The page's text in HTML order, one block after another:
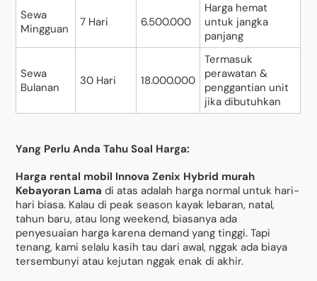
Sewa
Mingguan
7 Hari 6.500.000
Harga hemat
untuk jangka
panjang
Sewa
Bulanan
30 Hari 18.000.000
Termasuk
perawatan &
penggantian unit
jika dibutuhkan
Yang Perlu Anda Tahu Soal Harga:
Harga rental mobil Innova Zenix Hybrid murah
Kebayoran Lama di atas adalah harga normal untuk hari-
hari biasa. Kalau di peak season kayak lebaran, natal,
tahun baru, atau long weekend, biasanya ada
penyesuaian harga karena demand yang tinggi. Tapi
tenang, kami selalu kasih tau dari awal, nggak ada biaya
tersembunyi atau kejutan nggak enak di akhir.